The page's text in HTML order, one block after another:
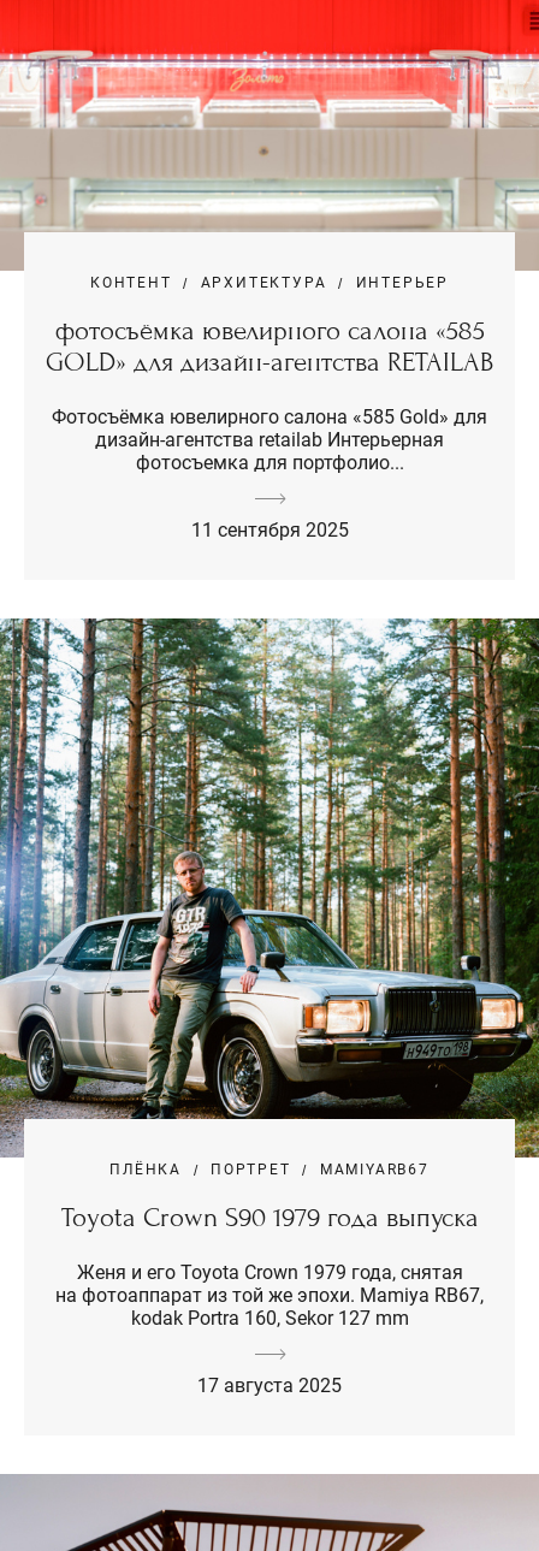
КОНТЕНТ АРХИТЕКТУРА ИНТЕРЬЕР
фотосъёмка ювелирного салона «585
GOLD» для дизайн-агентства RETAILAB
Фотосъёмка ювелирного салона «585 Gold» для
дизайн-агентства retailab Интерьерная
фотосъемка для портфолио...
11 сентября 2025
ПЛЁНКА ПОРТРЕТ MAMIYARB67
Toyota Crown S90 1979 года выпуска
Женя и его Toyota Crown 1979 года, снятая
на фотоаппарат из той же эпохи. Mamiya RB67,
kodak Portra 160, Sekor 127 mm
17 августа 2025